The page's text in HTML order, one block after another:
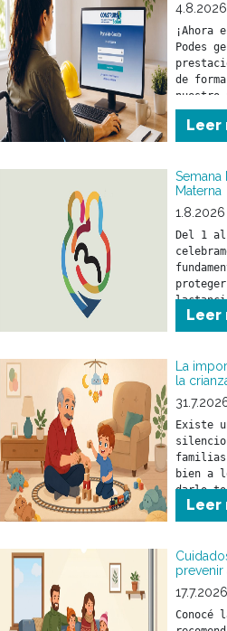
4.8.2026
¡Ahora
Podes
de
nuestro
trámites
casa.
Leer
Semana
Materna
1.8.2026
Del 1
Leer
La
la
Existe
bien a
darlo
parar.
Leer
prevenir
17.7.2026
Conocé